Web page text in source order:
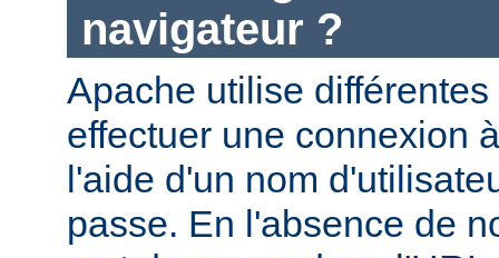
navigateur ?
Apache utilise
effectuer une connexion
l'aide d'un nom
passe. En l'absence de